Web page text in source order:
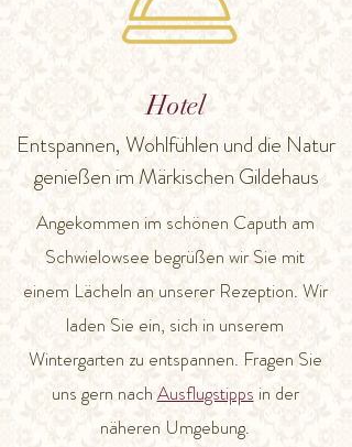
Hotel
Entspannen, Wohlfühlen und die Natur
genießen im Märkischen Gildehaus
Angekommen im schönen Caputh am
Schwielowsee begrüßen wir Sie mit
einem Lächeln an unserer Rezeption. Wir
laden Sie ein, sich in unserem
Wintergarten zu entspannen. Fragen Sie
uns gern nach Ausflugstipps in der
näheren Umgebung.